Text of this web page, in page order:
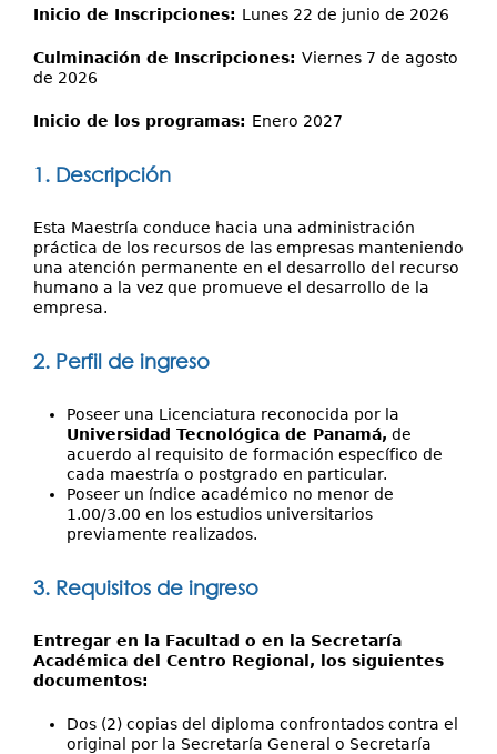
Inicio de Inscripciones: Lunes 22 de junio de 2026
Culminación de Inscripciones: Viernes 7 de agosto
de 2026
Inicio de los programas: Enero 2027
1. Descripción
Esta Maestría conduce hacia una administración
práctica de los recursos de las empresas manteniendo
una atención permanente en el desarrollo del recurso
humano a la vez que promueve el desarrollo de la
empresa.
2. Perfil de ingreso
Poseer una Licenciatura reconocida por la
Universidad Tecnológica de Panamá, de
acuerdo al requisito de formación específico de
cada maestría o postgrado en particular.
Poseer un índice académico no menor de
1.00/3.00 en los estudios universitarios
previamente realizados.
3. Requisitos de ingreso
Entregar en la Facultad o en la Secretaría
Académica del Centro Regional, los siguientes
documentos:
Dos (2) copias del diploma confrontados contra el
original por la Secretaría General o Secretaría